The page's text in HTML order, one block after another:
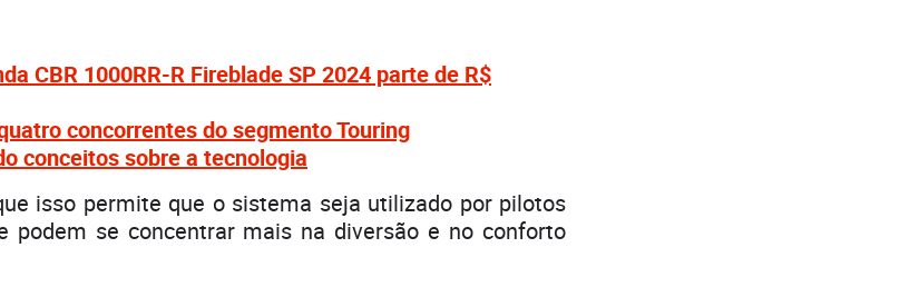
CBR 1000RR-R Fireblade SP 2024 parte de R$
concorrentes do segmento Touring
conceitos sobre a tecnologia
isso permite que o sistema seja utilizado por pilotos
podem se concentrar mais na diversão e no conforto